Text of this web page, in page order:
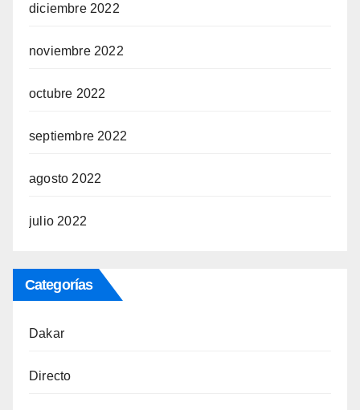
diciembre 2022
noviembre 2022
octubre 2022
septiembre 2022
agosto 2022
julio 2022
Categorías
Dakar
Directo